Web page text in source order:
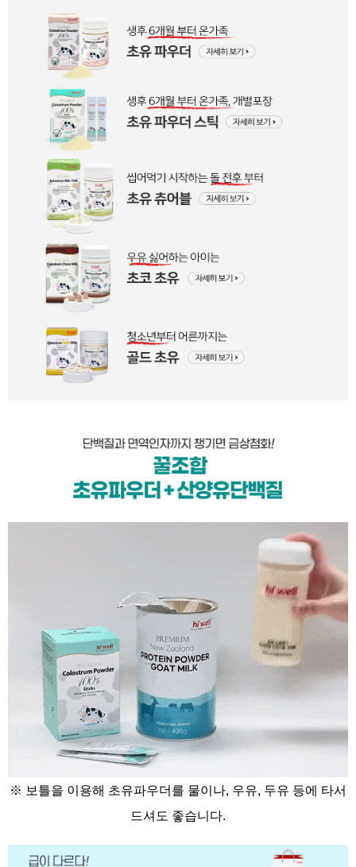
※ 보틀을 이용해 초유파우더를 물이나, 우유, 두유 등에 타서
드셔도 좋습니다.